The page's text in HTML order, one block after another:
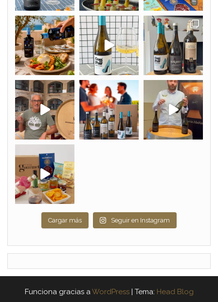
Cargar más Seguir en Instagram
Funciona gracias aWordPress | Tema: Head Blog